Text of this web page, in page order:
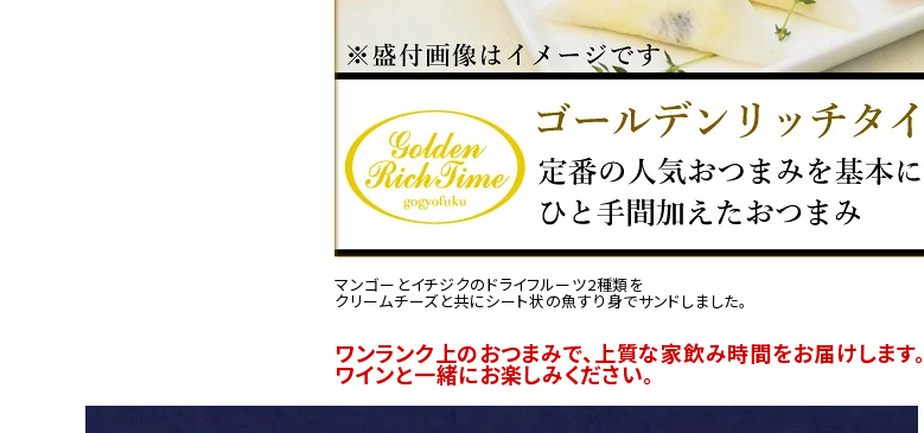
マンゴーとイチジクのドライフルーツ2種類を
クリームチーズと共にシート状の魚すり身でサンドしました。
ワンランク上のおつまみで、上質な家飲み時間をお届けします。
ワインと一緒にお楽しみください。